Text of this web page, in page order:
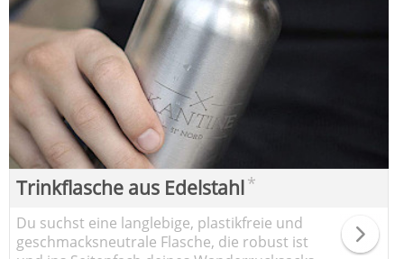
Trinkflasche aus Edelstahl*
Du suchst eine langlebige, plastikfreie und
geschmacksneutrale Flasche, die robust ist